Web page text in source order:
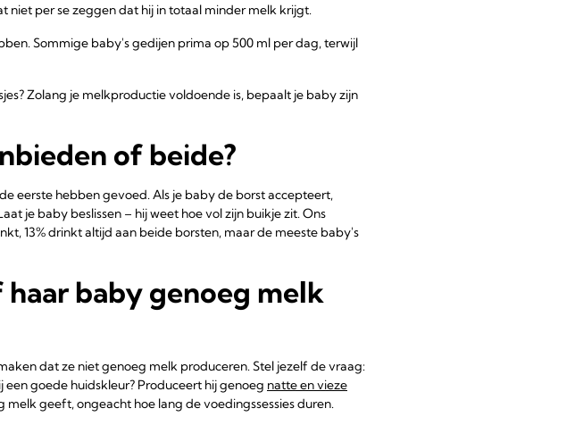
niet per se zeggen dat hij in totaal minder melk krijgt.
Sommige baby's gedijen prima op 500 ml per dag, terwijl
Zolang je melkproductie voldoende is, bepaalt je baby zijn
of beide?
eerste hebben gevoed. Als je baby de borst accepteert,
je baby beslissen – hij weet hoe vol zijn buikje zit. Ons
13% drinkt altijd aan beide borsten, maar de meeste baby's
baby genoeg melk
dat ze niet genoeg melk produceren. Stel jezelf de vraag:
goede huidskleur? Produceert hij genoeg natte en vieze
geeft, ongeacht hoe lang de voedingssessies duren.